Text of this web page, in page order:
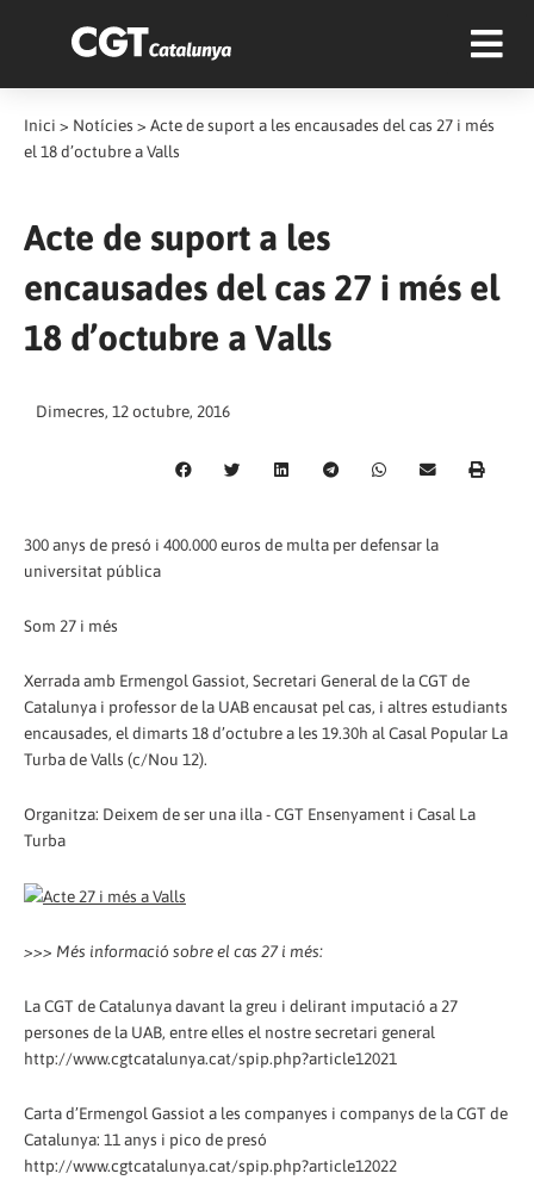
Inici > Notícies > Acte de suport a les encausades del cas 27 i més
el 18 d’octubre a Valls
Acte de suport a les
encausades del cas 27 i més el
18 d’octubre a Valls
Dimecres, 12 octubre, 2016
300 anys de presó i 400.000 euros de multa per defensar la
universitat pública
Som 27 i més
Xerrada amb Ermengol Gassiot, Secretari General de la CGT de
Catalunya i professor de la UAB encausat pel cas, i altres estudiants
encausades, el dimarts 18 d’octubre a les 19.30h al Casal Popular La
Turba de Valls (c/Nou 12).
Organitza: Deixem de ser una illa - CGT Ensenyament i Casal La
Turba
>>> Més informació sobre el cas 27 i més:
La CGT de Catalunya davant la greu i delirant imputació a 27
persones de la UAB, entre elles el nostre secretari general
http://www.cgtcatalunya.cat/spip.php?article12021
Carta d’Ermengol Gassiot a les companyes i companys de la CGT de
Catalunya: 11 anys i pico de presó
http://www.cgtcatalunya.cat/spip.php?article12022